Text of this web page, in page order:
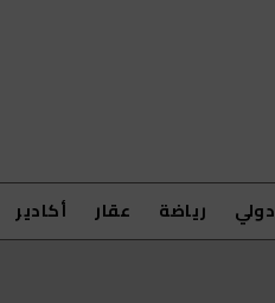
دولي رياضة عقار أكادير